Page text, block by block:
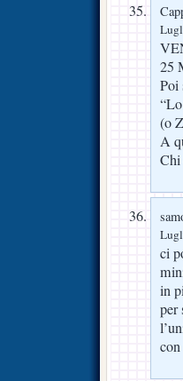
25
Poi
(o
A
Chi
ci
in
per